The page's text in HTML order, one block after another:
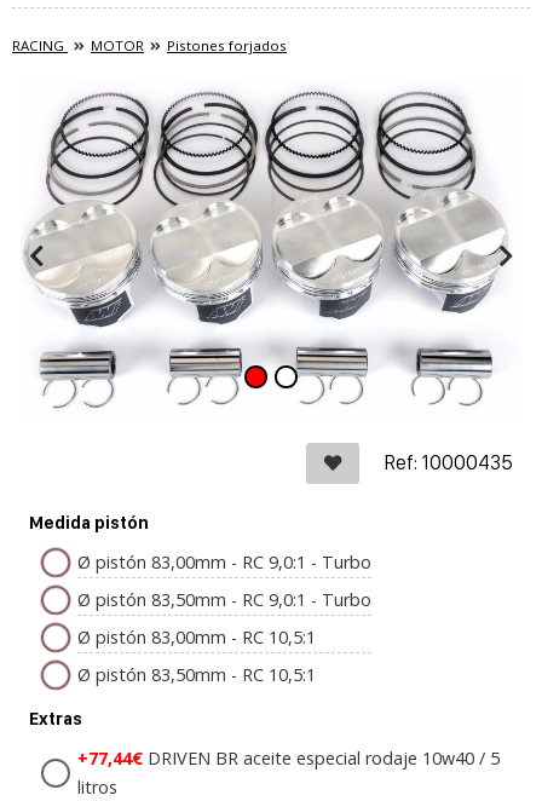
RACING MOTOR Pistones forjados
Ref: 10000435
Medida pistón
Ø pistón 83,00mm - RC 9,0:1 - Turbo
Ø pistón 83,50mm - RC 9,0:1 - Turbo
Ø pistón 83,00mm - RC 10,5:1
Ø pistón 83,50mm - RC 10,5:1
Extras
+77,44€ DRIVEN BR aceite especial rodaje 10w40 / 5
litros